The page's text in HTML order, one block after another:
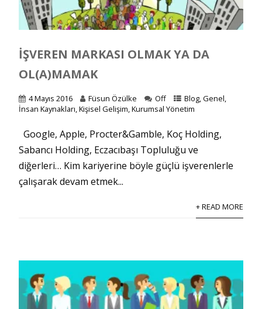
İŞVEREN MARKASI OLMAK YA DA
OL(A)MAMAK
4 Mayıs 2016 Füsun Özülke Off Blog,Genel,
İnsan Kaynakları,Kişisel Gelişim,Kurumsal Yönetim
Google, Apple, Procter&Gamble, Koç Holding,
Sabancı Holding, Eczacıbaşı Topluluğu ve
diğerleri… Kim kariyerine böyle güçlü işverenlerle
çalışarak devam etmek...
+ READ MORE